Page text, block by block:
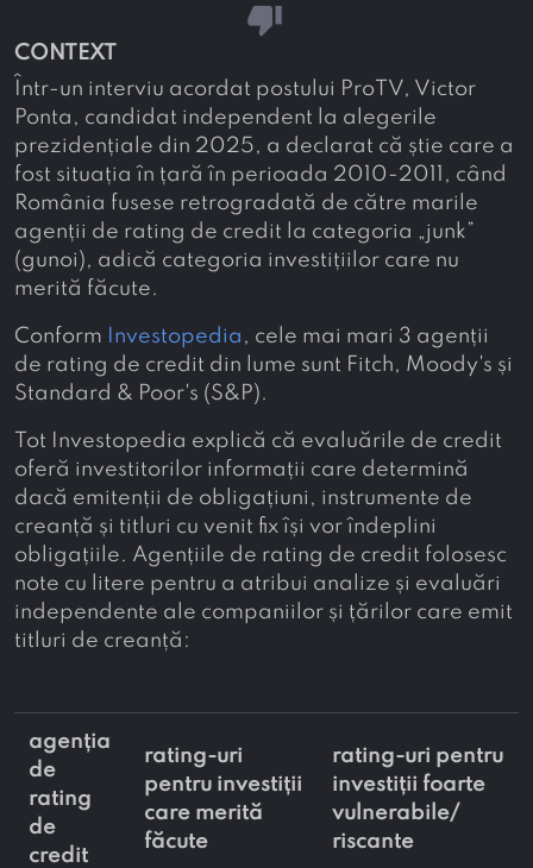
thumb_down
CONTEXT
Într-un interviu acordat postului ProTV, Victor
Ponta, candidat independent la alegerile
prezidențiale din 2025, a declarat că știe care a
fost situația în țară în perioada 2010-2011, când
România fusese retrogradată de către marile
agenții de rating de credit la categoria „junk”
(gunoi), adică categoria investițiilor care nu
merită făcute.
Conform Investopedia , cele mai mari 3 agenții
de rating de credit din lume sunt Fitch, Moody's și
Standard & Poor's (S&P).
Tot Investopedia explică că evaluările de credit
oferă investitorilor informații care determină
dacă emitenții de obligațiuni, instrumente de
creanță și titluri cu venit fix își vor îndeplini
obligațiile. Agențiile de rating de credit folosesc
note cu litere pentru a atribui analize și evaluări
independente ale companiilor și țărilor care emit
titluri de creanță:
agenția
de
rating
de
credit
rating-uri
pentru investiții
care merită
făcute
rating-uri pentru
investiții foarte
vulnerabile/
riscante